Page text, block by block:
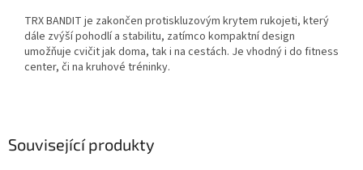
Související produkty
TRX BANDIT je zakončen protiskluzovým krytem rukojeti, který
dále zvýší pohodlí a stabilitu, zatímco kompaktní design
umožňuje cvičit jak doma, tak i na cestách. Je vhodný i do fitness
center, či na kruhové tréninky.